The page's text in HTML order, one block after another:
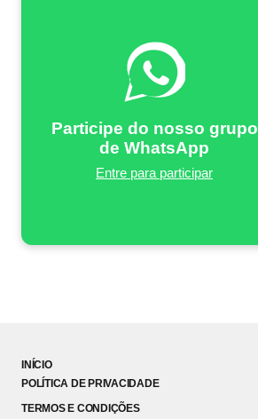
Participe do nosso grupo
de WhatsApp
Entre para participar
INÍCIO
POLÍTICA DE PRIVACIDADE
TERMOS E CONDIÇÕES